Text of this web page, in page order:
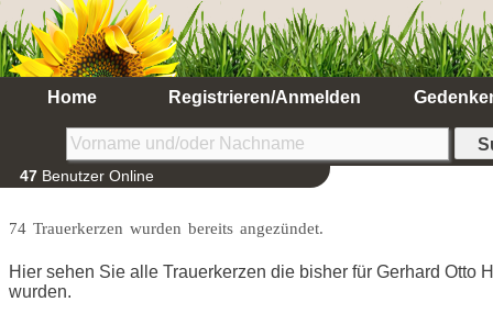
Home Registrieren/Anmelden
47 Benutzer Online
74 Trauerkerzen wurden bereits angezündet.
Hier sehen Sie alle Trauerkerzen die bisher für Gerhard Otto
wurden.